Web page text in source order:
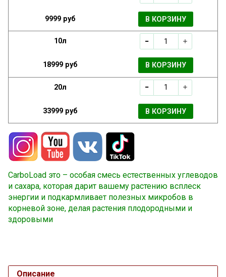
9999 руб В КОРЗИНУ
10л
18999 руб В КОРЗИНУ
20л
33999 руб В КОРЗИНУ
CarboLoad это – особая смесь естественных углеводов
и сахара, которая дарит вашему растению всплеск
энергии и подкармливает полезных микробов в
корневой зоне, делая растения плодородными и
здоровыми
Описание